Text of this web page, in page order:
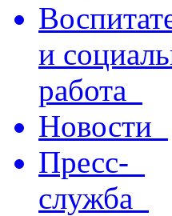
и
работа
Новости
Пресс-
служба